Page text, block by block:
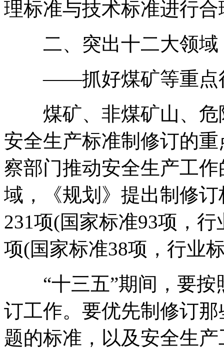
理标准与技术标准进行
二、突出十二大领域
——抓好煤矿等重点行
煤矿、非煤矿山、危
安全生产标准制修订的
察部门推动安全生产工
域，《规划》提出制修
231项(国家标准93项，
项(国家标准38项，行业
“十三五”期间，要按
订工作。要优先制修订
题的标准，以及安全生